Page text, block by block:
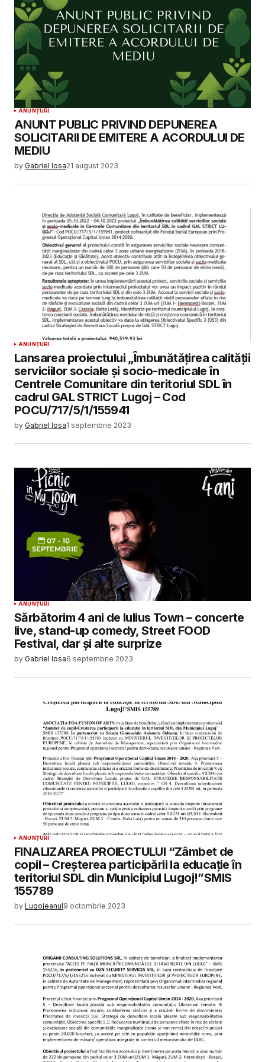
ANUNȚURI
ANUNT PUBLIC PRIVIND DEPUNEREA
SOLICITARII DE EMITERE A ACORDULUI DE
MEDIU
by Gabriel Iosa21 august 2023
ANUNȚURI
Lansarea proiectului „Îmbunătățirea calității
serviciilor sociale și socio-medicale în
Centrele Comunitare din teritoriul SDL în
cadrul GAL STRICT Lugoj – Cod
POCU/717/5/1/155941
by Gabriel Iosa1 septembrie 2023
ANUNȚURI
Sărbătorim 4 ani de Iulius Town – concerte
live, stand-up comedy, Street FOOD
Festival, dar și alte surprize
by Gabriel Iosa6 septembrie 2023
ANUNȚURI
FINALIZAREA PROIECTULUI “Zâmbet de
copil – Creșterea participării la educație în
teritoriul SDL din Municipiul Lugoj!”SMIS
155789
by Lugojeanul9 octombrie 2023